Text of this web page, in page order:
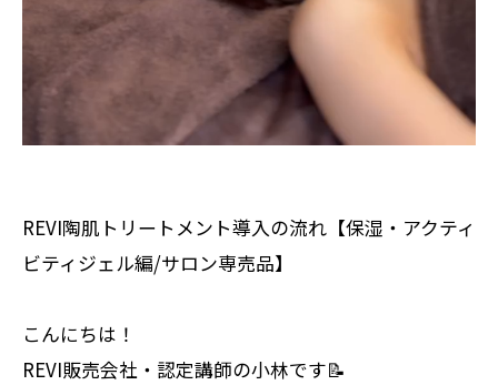
REVI陶肌トリートメント導入の流れ【保湿・アクティ
ビティジェル編/サロン専売品】
こんにちは！
REVI販売会社・認定講師の小林です📝